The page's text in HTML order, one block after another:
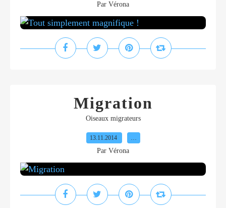
Par Vérona
Migration
Oiseaux migrateurs
13.11.2014 …
Par Vérona